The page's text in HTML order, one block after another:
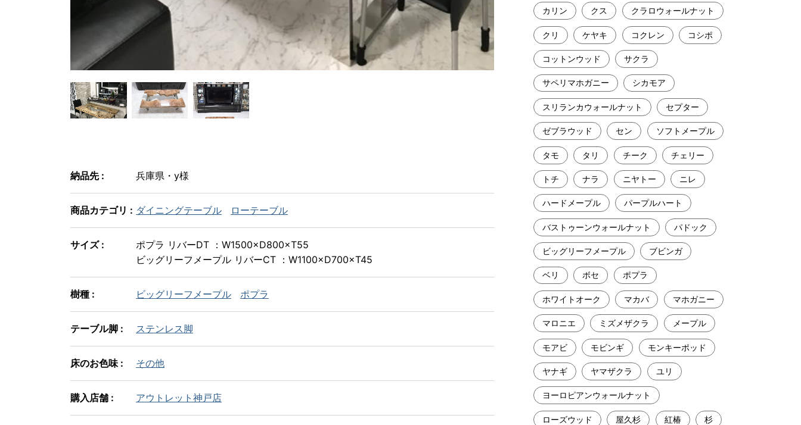
納品先 : 兵庫県・y様
商品カテゴリ : ダイニングテーブル ローテーブル
サイズ :
ポプラ リバーDT ：W1500×D800×T55
ビッグリーフメープル リバーCT ：W1100×D700×T45
樹種 : ビッグリーフメープル ポプラ
テーブル脚 : ステンレス脚
床のお色味 : その他
購入店舗 : アウトレット神戸店
カリン クス クラロウォールナット
クリ ケヤキ コクレン コシポ
コットンウッド サクラ
サペリマホガニー シカモア
スリランカウォールナット セプター
ゼブラウッド セン ソフトメープル
タモ タリ チーク チェリー
トチ ナラ ニヤトー ニレ
ハードメープル パープルハート
バストゥーンウォールナット パドック
ビッグリーフメープル ブビンガ
ベリ ボセ ポプラ
ホワイトオーク マカバ マホガニー
マロニエ ミズメザクラ メープル
モアビ モビンギ モンキーポッド
ヤナギ ヤマザクラ ユリ
ヨーロピアンウォールナット
ローズウッド 屋久杉 紅椿 杉